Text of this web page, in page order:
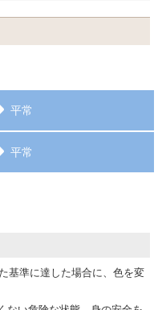
平常
平常
基準に達した場合に、色を変